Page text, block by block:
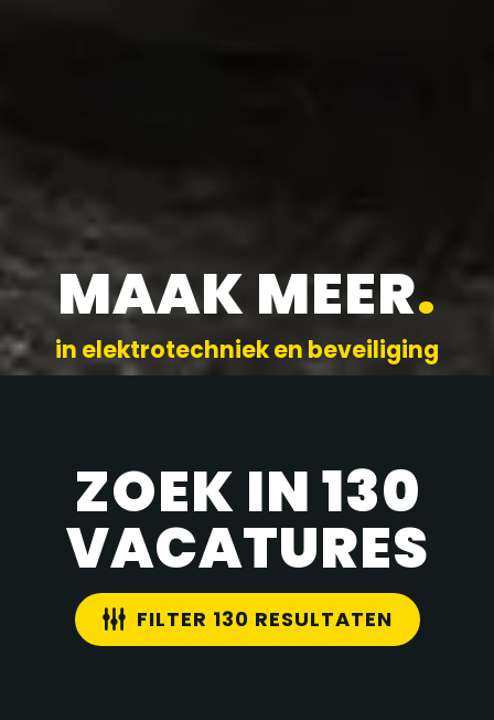
MAAK MEER.
in elektrotechniek en beveiliging
ZOEK IN 130
VACATURES
FILTER 130 RESULTATEN